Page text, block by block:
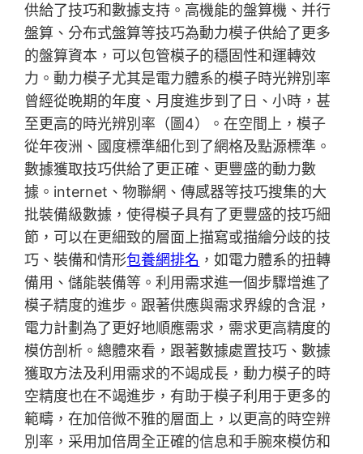
供給了技巧和數據支持。高機能的盤算機、并行
盤算、分布式盤算等技巧為動力模子供給了更多
的盤算資本，可以包管模子的穩固性和運轉效
力。動力模子尤其是電力體系的模子時光辨別率
曾經從晚期的年度、月度進步到了日、小時，甚
至更高的時光辨別率（圖4）。在空間上，模子
從年夜洲、國度標準細化到了網格及點源標準。
數據獲取技巧供給了更正確、更豐盛的動力數
據。internet、物聯網、傳感器等技巧搜集的大
批裝備級數據，使得模子具有了更豐盛的技巧細
節，可以在更細致的層面上描寫或描繪分歧的技
巧、裝備和情形包養網排名 ，如電力體系的扭轉
備用、儲能裝備等。利用需求進一個步驟增進了
模子精度的進步。跟著供應與需求界線的含混，
電力計劃為了更好地順應需求，需求更高精度的
模仿剖析。總體來看，跟著數據處置技巧、數據
獲取方法及利用需求的不竭成長，動力模子的時
空精度也在不竭進步，有助于模子利用于更多的
範疇，在加倍微不雅的層面上，以更高的時空辨
別率，采用加倍周全正確的信息和手腕來模仿和